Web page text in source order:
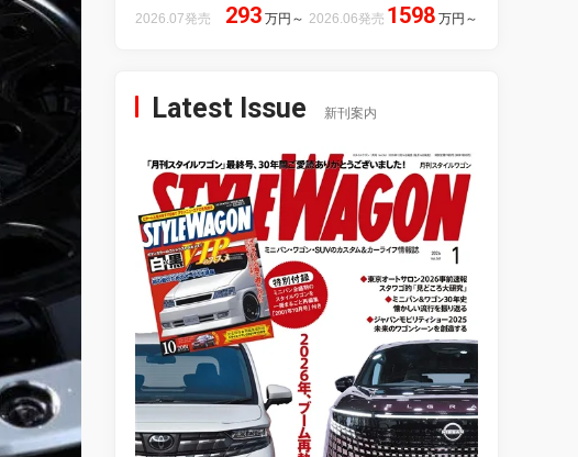
2026.07発売 293 万円 ～ 2026.06発売 1598 万円 ～
Latest Issue 新刊案内